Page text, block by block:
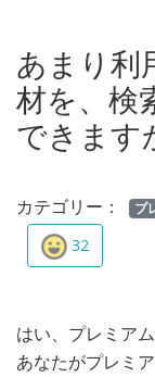
あまり利
材を、検
できます
カテゴリー： プ
32
はい、プレミア
あなたがプレミ